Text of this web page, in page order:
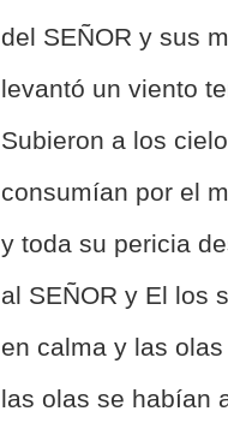
del SEÑOR y sus
levantó un viento
Subieron a los
consumían por el
y toda su pericia
al SEÑOR y El los
en calma y las
las olas se habían